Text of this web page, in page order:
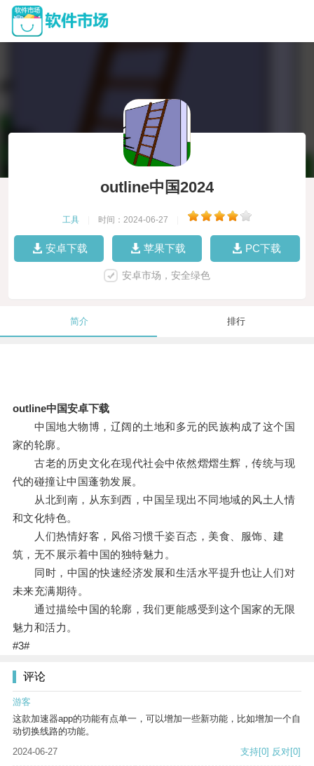
outline中国2024
工具 时间：2024-06-27
安卓下载 苹果下载 PC下载
安卓市场，安全绿色
简介 排行
outline中国安卓下载
中国地大物博，辽阔的土地和多元的民族构成了这个国
家的轮廓。
古老的历史文化在现代社会中依然熠熠生辉，传统与现
代的碰撞让中国蓬勃发展。
从北到南，从东到西，中国呈现出不同地域的风土人情
和文化特色。
人们热情好客，风俗习惯千姿百态，美食、服饰、建
筑，无不展示着中国的独特魅力。
同时，中国的快速经济发展和生活水平提升也让人们对
未来充满期待。
通过描绘中国的轮廓，我们更能感受到这个国家的无限
魅力和活力。
#3#
评论
游客
这款加速器app的功能有点单一，可以增加一些新功能，比如增加一个自
动切换线路的功能。
2024-06-27
支持[0] 反对[0]